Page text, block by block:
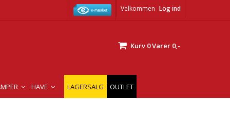
Velkommen Log ind
Kurv 0Varer 0,-
HAVE LAGERSALG OUTLET